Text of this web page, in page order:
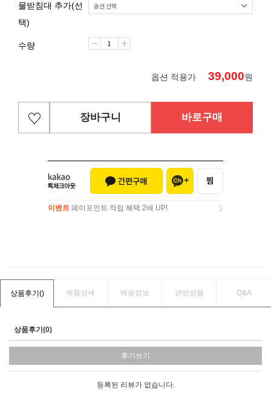
물받침대 추가(선
택)
수량
옵션 적용가 39,000원
장바구니 바로구매
이벤트 페이포인트 적립 혜택 2배 UP!
상품후기() 제품상세 배송정보 관련상품 Q&A
상품후기(0)
후기쓰기
등록된 리뷰가 없습니다.